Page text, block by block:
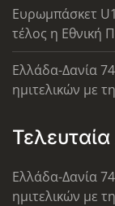
Ευρωμπάσκετ
τέλος η Εθνική
Ελλάδα-Δανία
ημιτελικών με
Ελλάδα-Δανία
ημιτελικών με